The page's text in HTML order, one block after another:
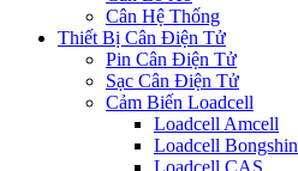
Cân Hệ Thống
Thiết Bị Cân Điện Tử
Pin Cân Điện Tử
Sạc Cân Điện Tử
Cảm Biến Loadcell
Loadcell Amcell
Loadcell Bongshin
Loadcell CAS